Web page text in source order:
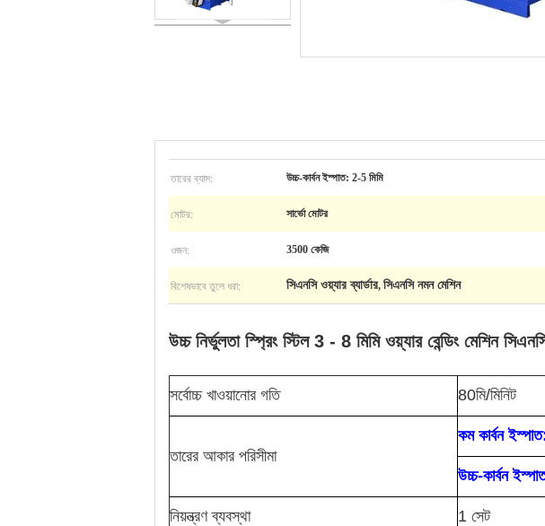
তারের ব্যাস: উচ্চ-কার্বন ইস্পাত: 2-5 মিমি
মোটর: সার্ভো মোটর
ওজন: 3500 কেজি
বিশেষভাবে তুলে ধরা: সিএনসি ওয়্যার ব্যার্ডার, সিএনসি নমন মেশিন
উচ্চ নির্ভুলতা স্প্রিং স্টিল 3 - 8 মিমি ওয়্যার বেন্ডিং মেশিন
সর্বোচ্চ খাওয়ানোর গতি 80মি/মিনিট
তারের আকার পরিসীমা
কম কার্বন
উচ্চ-কার্বন
নিয়ন্ত্রণ ব্যবস্থা 1 সেট